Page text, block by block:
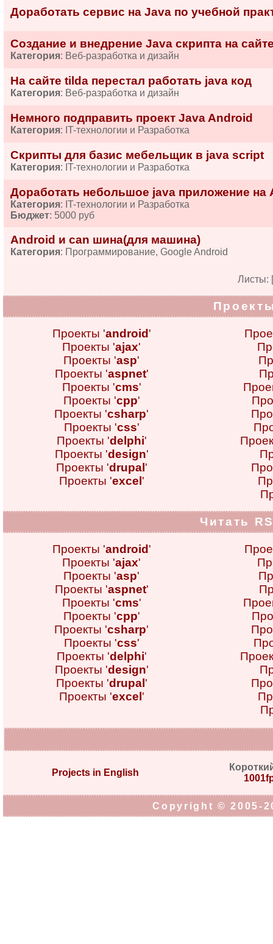
Доработать сервис на Java по учебной
Создание и внедрение Java скрипта на
Категория: Веб-разработка и дизайн
На сайте tilda перестал работать java код
Категория: Веб-разработка и дизайн
Немного подправить проект Java Android
Категория: IT-технологии и Разработка
Скрипты для базис мебельщик в java script
Категория: IT-технологии и Разработка
Доработать небольшое java приложение на
Категория: IT-технологии и Разработка
Бюджет: 5000 руб
Android и can шина(для машина)
Категория: Программирование, Google Android
Листы: [
Проекты 'android '
Проекты 'ajax'
Проекты 'asp'
Проекты 'aspnet'
Проекты 'cms'
Проекты 'cpp'
Проекты 'csharp'
Проекты 'css'
Проекты 'delphi'
Проекты 'design'
Проекты 'drupal '
Проекты 'excel '
Читать
Проекты 'android '
Проекты 'ajax'
Проекты 'asp'
Проекты 'aspnet'
Проекты 'cms'
Проекты 'cpp'
Проекты 'csharp'
Проекты 'css'
Проекты 'delphi'
Проекты 'design'
Проекты 'drupal '
Проекты 'excel '
Projects in English
Copyright © 2005-